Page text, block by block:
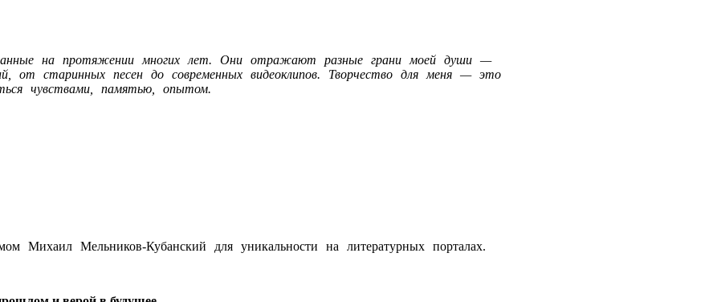
на протяжении многих лет. Они отражают разные грани моей души —
от старинных песен до современных видеоклипов. Творчество для меня — это
чувствами, памятью, опытом.
Михаил Мельников-Кубанский для уникальности на литературных порталах.